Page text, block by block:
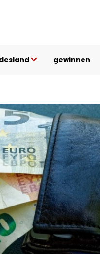
gewinnen